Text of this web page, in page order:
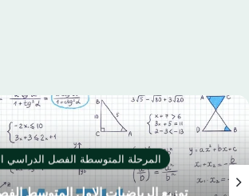
المرحلة المتوسطة الفصل الدراسي
توزيع الرياضيات الاول المتوسط